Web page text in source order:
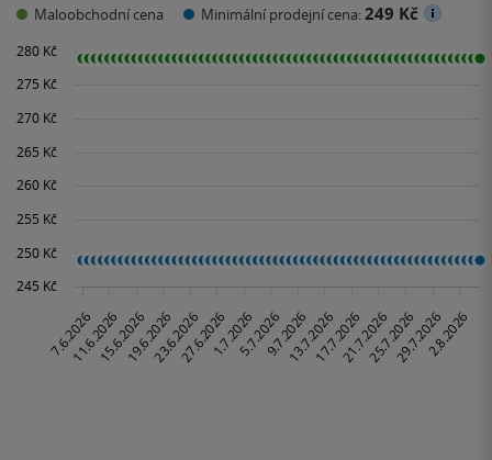
Maloobchodní cena Minimální prodejní cena:249 Kč